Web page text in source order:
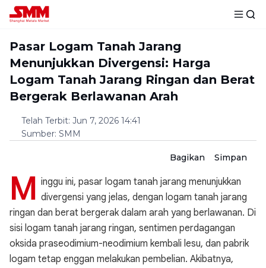
Pasar Logam Tanah Jarang
Menunjukkan Divergensi: Harga
Logam Tanah Jarang Ringan dan Berat
Bergerak Berlawanan Arah
Telah Terbit: Jun 7, 2026 14:41
Sumber: SMM
Bagikan Simpan
M inggu ini, pasar logam tanah jarang menunjukkan
divergensi yang jelas, dengan logam tanah jarang
ringan dan berat bergerak dalam arah yang berlawanan. Di
sisi logam tanah jarang ringan, sentimen perdagangan
oksida praseodimium-neodimium kembali lesu, dan pabrik
logam tetap enggan melakukan pembelian. Akibatnya,